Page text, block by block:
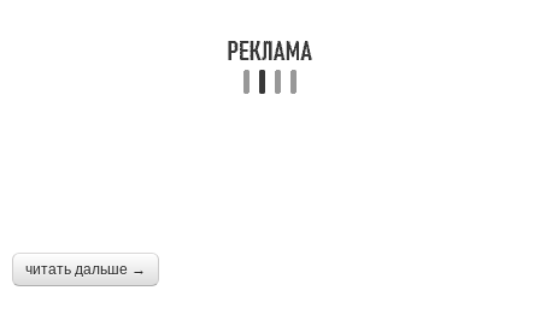
читать дальше →